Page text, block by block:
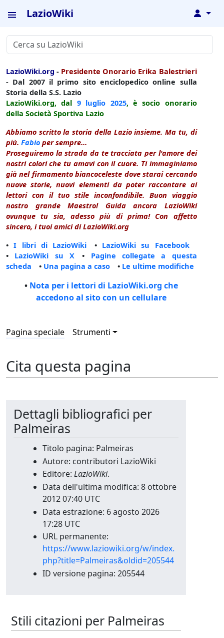
LazioWiki ↓
LazioWiki.org - Presidente Onorario Erika Balestrieri
- Dal 2007 il primo sito enciclopedico online sulla
Storia della S.S. Lazio
LazioWiki.org, dal 9 luglio 2025, è socio onorario
della Società Sportiva Lazio
Abbiamo scritto la storia della Lazio insieme. Ma tu, di
più. Fabio per sempre...
Proseguiremo la strada da te tracciata per l'amore dei
nostri colori che tu amavi con il cuore. Ti immaginiamo
già nel firmamento biancoceleste dove starai cercando
nuove storie, nuovi elementi da poter raccontare ai
lettori con il tuo stile inconfondibile. Buon viaggio
nostro grande Maestro! Guida ancora LazioWiki
ovunque tu sia, adesso più di prima! Con affetto
sincero, i tuoi amici di LazioWiki.org
•I libri di LazioWiki • LazioWiki su Facebook
• LazioWiki su X • Pagine collegate a questa
scheda • Una pagina a caso • Le ultime modifiche
• Nota per i lettori di LazioWiki.org che
accedono al sito con un cellulare
Pagina speciale Strumenti
Cita questa pagina
Dettagli bibliografici per
Palmeiras
Titolo pagina: Palmeiras
Autore: contributori LazioWiki
Editore: LazioWiki.
Data dell'ultima modifica: 8 ottobre
2012 07:40 UTC
Data estrazione: 6 agosto 2026
17:28 UTC
URL permanente:
https://www.laziowiki.org/w/index.
php?title=Palmeiras&oldid=205544
ID versione pagina: 205544
Stili citazioni per Palmeiras